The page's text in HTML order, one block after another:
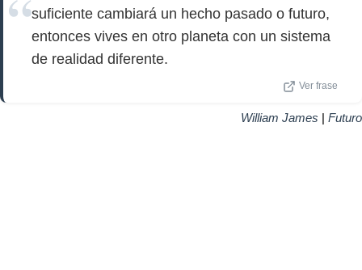
suficiente cambiará un hecho pasado o futuro,
entonces vives en otro planeta con un sistema
de realidad diferente.
Ver frase
William James | Futuro